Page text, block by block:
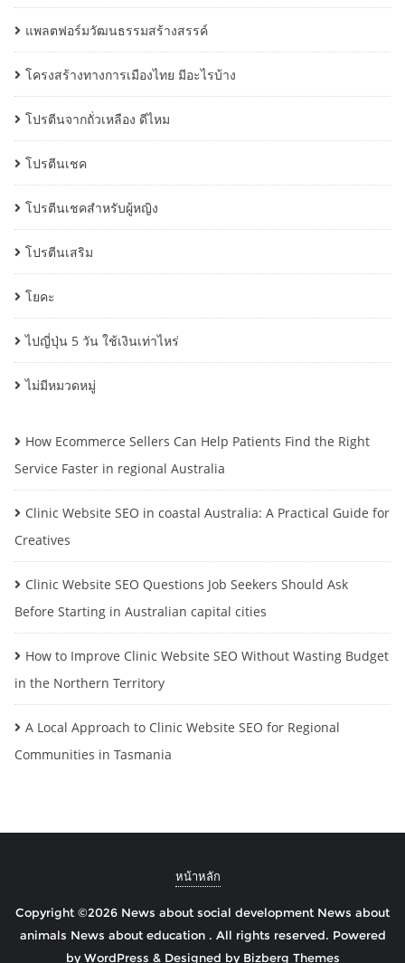
แพลตฟอร์มวัฒนธรรมสร้างสรรค์
โครงสร้างทางการเมืองไทย มีอะไรบ้าง
โปรตีนจากถั่วเหลือง ดีไหม
โปรตีนเชค
โปรตีนเชคสำหรับผู้หญิง
โปรตีนเสริม
โยคะ
ไปญี่ปุ่น 5 วัน ใช้เงินเท่าไหร่
ไม่มีหมวดหมู่
How Ecommerce Sellers Can Help Patients Find the Right
Service Faster in regional Australia
Clinic Website SEO in coastal Australia: A Practical Guide for
Creatives
Clinic Website SEO Questions Job Seekers Should Ask
Before Starting in Australian capital cities
How to Improve Clinic Website SEO Without Wasting Budget
in the Northern Territory
A Local Approach to Clinic Website SEO for Regional
Communities in Tasmania
หน้าหลัก
Copyright ©2026 News about social development News about
animals News about education . All rights reserved. Powered
byWordPress & Designed by Bizberg Themes